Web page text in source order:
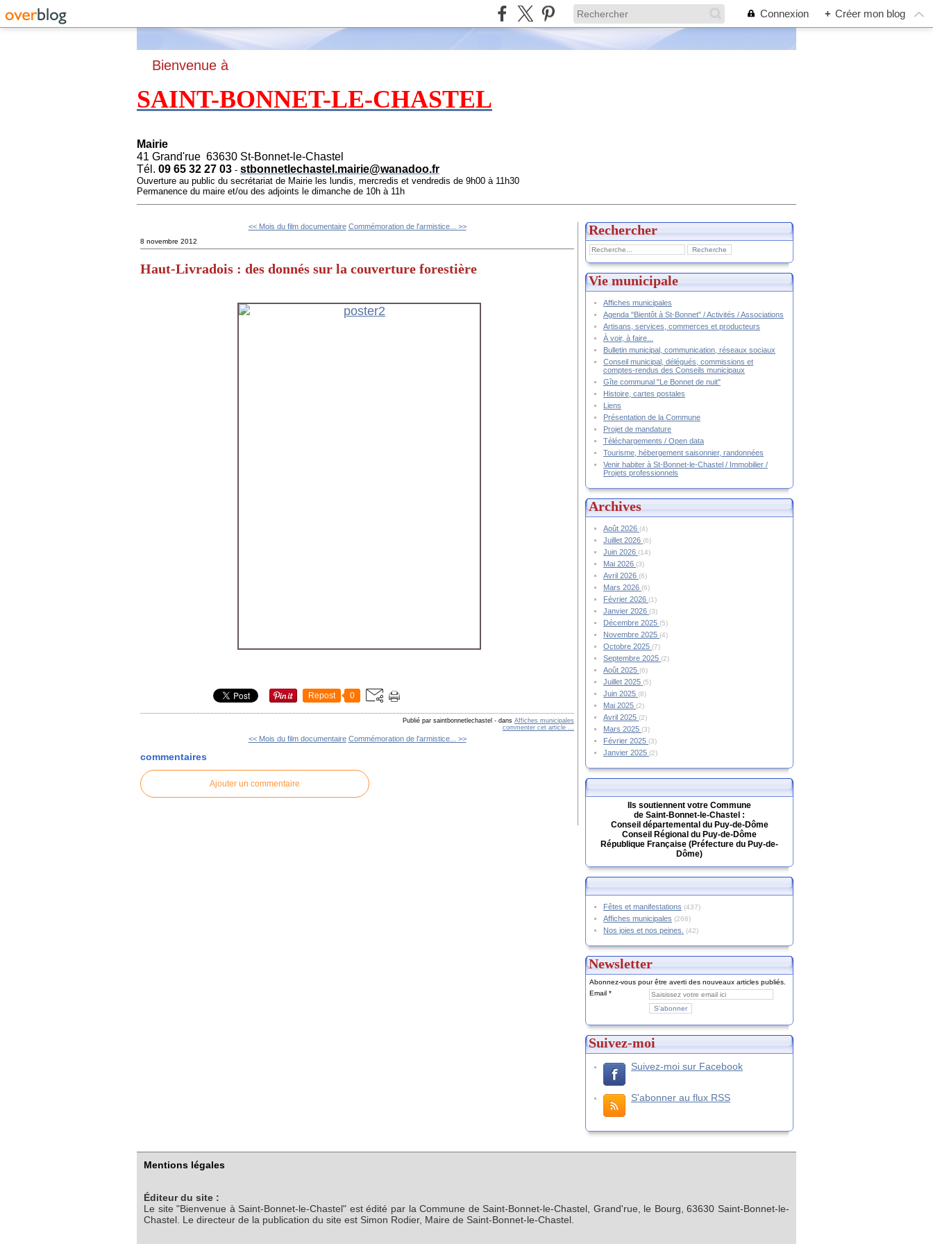
Connexion + Créer mon blog
Bienvenue à
SAINT-BONNET-LE-CHASTEL
Mairie
41 Grand'rue 63630 St-Bonnet-le-Chastel
Tél. 09 65 32 27 03 - stbonnetlechastel.mairie@wanadoo.fr
Ouverture au public du secrétariat de Mairie les lundis, mercredis et vendredis de 9h00 à 11h30
Permanence du maire et/ou des adjoints le dimanche de 10h à 11h
<< Mois du film documentaire Commémoration de l'armistice... >>
8 novembre 2012
Haut-Livradois : des donnés sur la couverture forestière
Repost 0
Publié par saintbonnetlechastel - dans Affiches municipales
commenter cet article …
<< Mois du film documentaire Commémoration de l'armistice... >>
commentaires
Ajouter un commentaire
Rechercher
Vie municipale
Affiches municipales
Agenda "Bientôt à St-Bonnet" / Activités / Associations
Artisans, services, commerces et producteurs
À voir, à faire...
Bulletin municipal, communication, réseaux sociaux
Conseil municipal, délégués, commissions et
comptes-rendus des Conseils municipaux
Gîte communal "Le Bonnet de nuit"
Histoire, cartes postales
Liens
Présentation de la Commune
Projet de mandature
Téléchargements / Open data
Tourisme, hébergement saisonnier, randonnées
Venir habiter à St-Bonnet-le-Chastel / Immobilier /
Projets professionnels
Archives
Août 2026 (4)
Juillet 2026 (6)
Juin 2026 (14)
Mai 2026 (3)
Avril 2026 (6)
Mars 2026 (6)
Février 2026 (1)
Janvier 2026 (3)
Décembre 2025 (5)
Novembre 2025 (4)
Octobre 2025 (7)
Septembre 2025 (2)
Août 2025 (6)
Juillet 2025 (5)
Juin 2025 (8)
Mai 2025 (2)
Avril 2025 (2)
Mars 2025 (3)
Février 2025 (3)
Janvier 2025 (2)
Ils soutiennent votre Commune
de Saint-Bonnet-le-Chastel :
Conseil départemental du Puy-de-Dôme
Conseil Régional du Puy-de-Dôme
République Française (Préfecture du Puy-de-
Dôme)
Fêtes et manifestations (437)
Affiches municipales (266)
Nos joies et nos peines. (42)
Newsletter
Abonnez-vous pour être averti des nouveaux articles publiés.
Email
Suivez-moi
Suivez-moi sur Facebook
S'abonner au flux RSS
Mentions légales
Éditeur du site :
Le site "Bienvenue à Saint-Bonnet-le-Chastel" est édité par la Commune de Saint-Bonnet-le-Chastel, Grand'rue, le Bourg, 63630 Saint-Bonnet-le-
Chastel. Le directeur de la publication du site est Simon Rodier, Maire de Saint-Bonnet-le-Chastel.